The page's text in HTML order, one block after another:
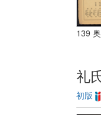
139
礼
初版